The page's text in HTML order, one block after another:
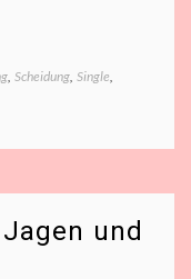
, Scheidung, Single,
und